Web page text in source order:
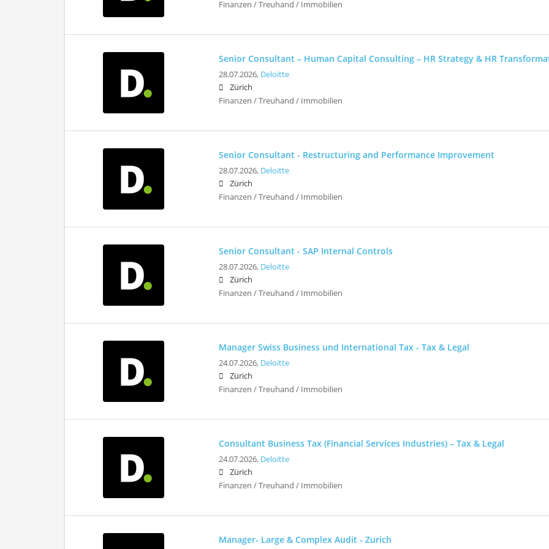
Finanzen / Treuhand / Immobilien
Senior Consultant – Human Capital Consulting – HR Strategy & HR
28.07.2026, Deloitte
Zürich
Finanzen / Treuhand / Immobilien
Senior Consultant - Restructuring and Performance Improvement
28.07.2026, Deloitte
Zürich
Finanzen / Treuhand / Immobilien
Senior Consultant - SAP Internal Controls
28.07.2026, Deloitte
Zürich
Finanzen / Treuhand / Immobilien
Manager Swiss Business und International Tax - Tax & Legal
24.07.2026, Deloitte
Zürich
Finanzen / Treuhand / Immobilien
Consultant Business Tax (Financial Services Industries) – Tax & Legal
24.07.2026, Deloitte
Zürich
Finanzen / Treuhand / Immobilien
Manager- Large & Complex Audit - Zurich